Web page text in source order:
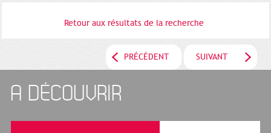
Retour aux résultats de la recherche
PRÉCÉDENT SUIVANT
A DÉCOUVRIR